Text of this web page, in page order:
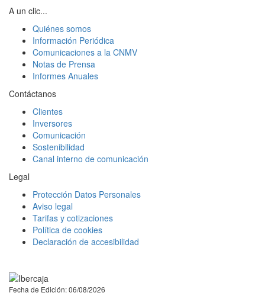
A un clic...
Quiénes somos
Información Periódica
Comunicaciones a la CNMV
Notas de Prensa
Informes Anuales
Contáctanos
Clientes
Inversores
Comunicación
Sostenibilidad
Canal interno de comunicación
Legal
Protección Datos Personales
Aviso legal
Tarifas y cotizaciones
Política de cookies
Declaración de accesibilidad
Fecha de Edición: 06/08/2026